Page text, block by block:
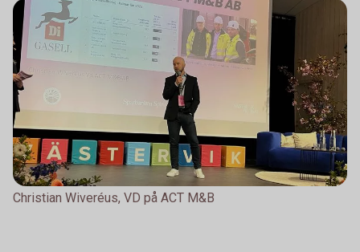
Christian Wiveréus, VD på ACT M&B